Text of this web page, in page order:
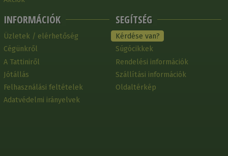
INFORMÁCIÓK
Üzletek / elérhetőség
Cégünkről
A Tattiniről
Jótállás
Felhasználási feltételek
Adatvédelmi irányelvek
SEGÍTSÉG
Kérdése van?
Súgócikkek
Rendelési információk
Szállítási információk
Oldaltérkép